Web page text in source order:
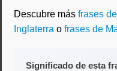
Descubre más frases
Inglaterra o frases de
Significado de esta